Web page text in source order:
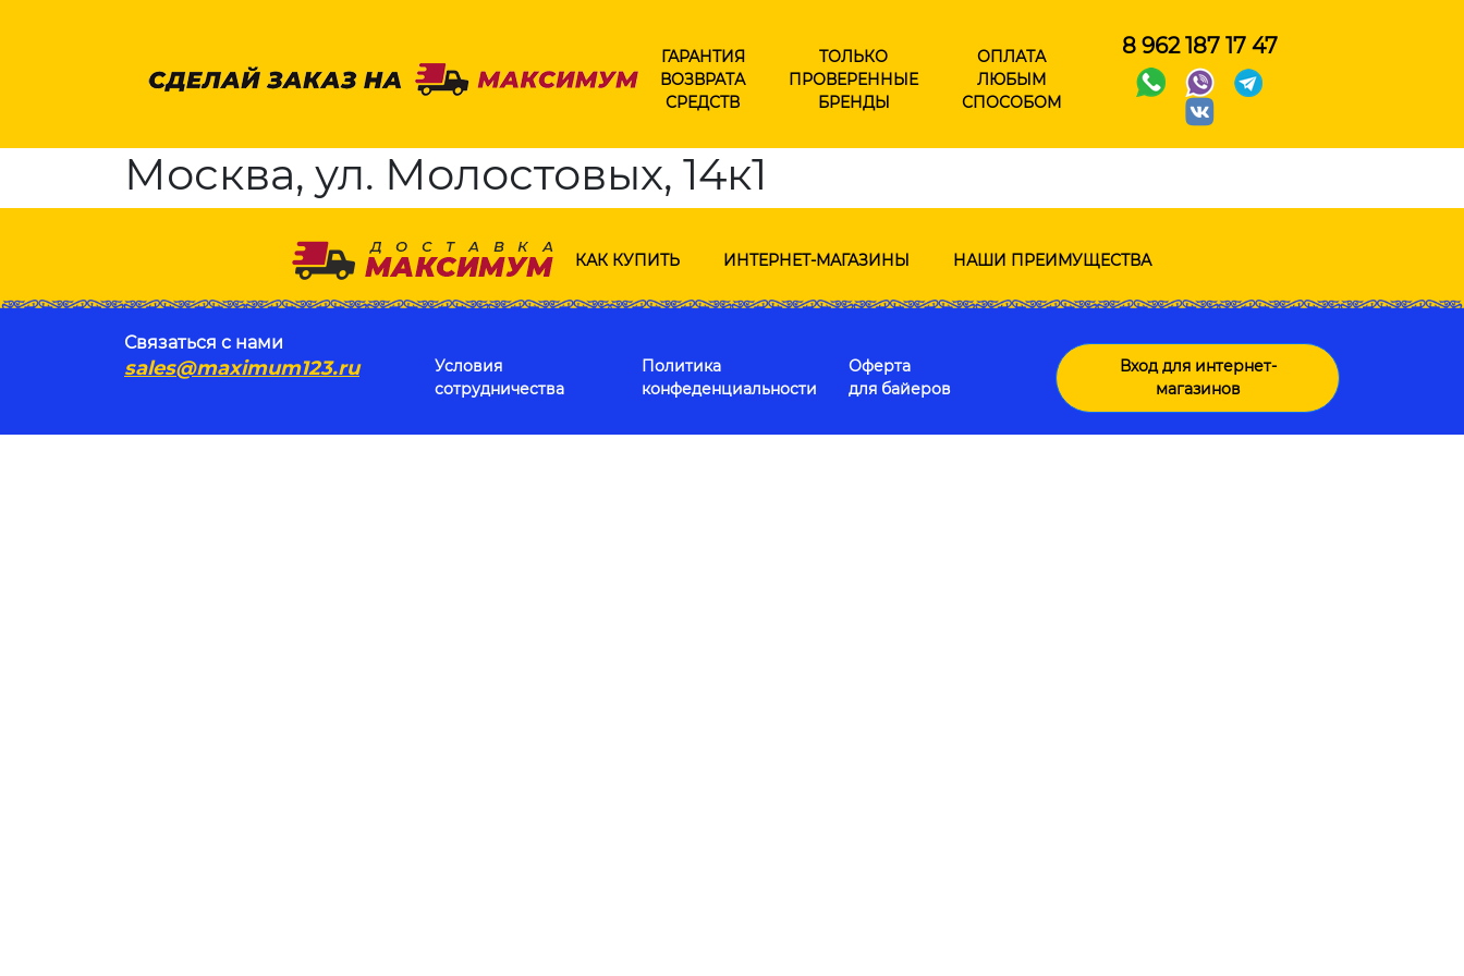
ГАРАНТИЯ
ВОЗВРАТА
СРЕДСТВ
ТОЛЬКО
ПРОВЕРЕННЫЕ
БРЕНДЫ
ОПЛАТА
ЛЮБЫМ
СПОСОБОМ
8 962 187 17 47
Москва, ул. Молостовых, 14к1
КАК КУПИТЬ ИНТЕРНЕТ-МАГАЗИНЫ НАШИ ПРЕИМУЩЕСТВА
Связаться с нами
sales@maximum123.ru
Условия
сотрудничества
Политика
конфеденциальности
Оферта
для байеров
Вход для интернет-
магазинов